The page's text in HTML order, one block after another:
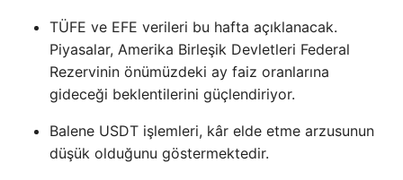
TÜFE ve EFE verileri bu hafta açıklanacak.
Piyasalar, Amerika Birleşik Devletleri Federal
Rezervinin önümüzdeki ay faiz oranlarına
gideceği beklentilerini güçlendiriyor.
Balene USDT işlemleri, kâr elde etme arzusunun
düşük olduğunu göstermektedir.